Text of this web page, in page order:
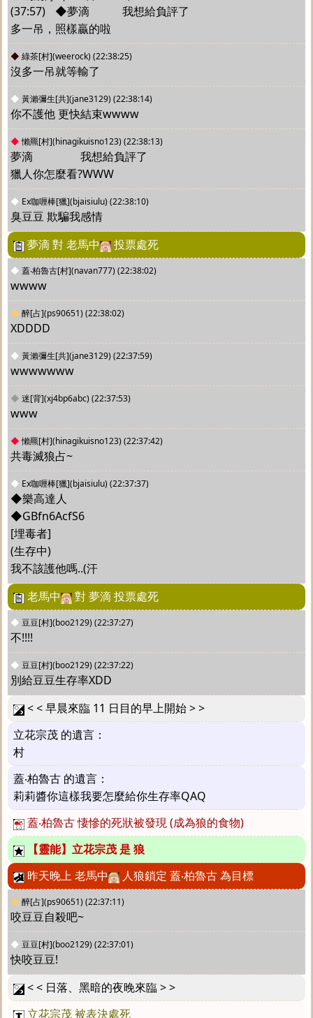
(37:57) 	◆夢滴		我想給負評了
多一吊，照樣贏的啦
◆ 綠茶[村](weerock) (22:38:25)
沒多一吊就等輸了
◆ 黃瀨彌生[共](jane3129) (22:38:14)
你不護他 更快結束wwww
◆ 懶羆[村](hinagikuisno123) (22:38:13)
夢滴		 我想給負評了
獵人你怎麼看?WWW
◆ Ex咖喱棒[獵](bjaisiulu) (22:38:10)
臭豆豆 欺騙我感情
夢滴 對 老馬中
投票處死
◆ 蓋‧柏魯古[村](navan777) (22:38:02)
wwww
◆ 醉[占](ps90651) (22:38:02)
XDDDD
◆ 黃瀨彌生[共](jane3129) (22:37:59)
wwwwwww
◆ 迷[背](xj4bp6abc) (22:37:53)
www
◆ 懶羆[村](hinagikuisno123) (22:37:42)
共毒滅狼占~
◆ Ex咖喱棒[獵](bjaisiulu) (22:37:37)
◆樂高達人
◆GBfn6AcfS6
[埋毒者]
(生存中)
我不該護他嗎..(汗
老馬中
對 夢滴 投票處死
◆ 豆豆[村](boo2129) (22:37:27)
不!!!!
◆ 豆豆[村](boo2129) (22:37:22)
別給豆豆生存率XDD
< < 早晨來臨 11 日目的早上開始 > >
立花宗茂 的遺言：
村
蓋‧柏魯古 的遺言：
莉莉醬你這樣我要怎麼給你生存率QAQ
蓋‧柏魯古 悽慘的死狀被發現 (成為狼的食物)
【靈能】立花宗茂 是 狼
昨天晚上 老馬中
人狼鎖定 蓋‧柏魯古 為目標
◆ 醉[占](ps90651) (22:37:11)
咬豆豆自殺吧~
◆ 豆豆[村](boo2129) (22:37:01)
快咬豆豆!
< < 日落、黑暗的夜晚來臨 > >
立花宗茂 被表決處死